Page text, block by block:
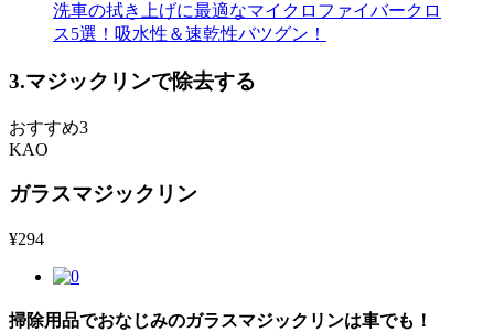
洗車の拭き上げに最適なマイクロファイバークロ
ス5選！吸水性＆速乾性バツグン！
3.マジックリンで除去する
おすすめ3
KAO
ガラスマジックリン
¥294
掃除用品でおなじみのガラスマジックリンは車でも！